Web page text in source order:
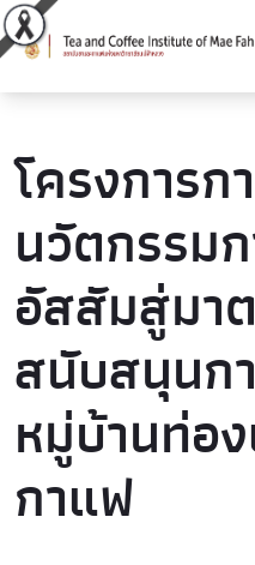
โครงการ
นวัตกรรม
อัสสัมสู่มา
สนับสนุนก
หมู่บ้านท่อ
กาแฟ